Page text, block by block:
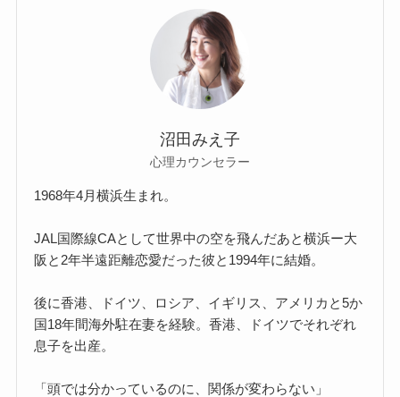
沼田みえ子
心理カウンセラー
1968年4月横浜生まれ。
JAL国際線CAとして世界中の空を飛んだあと横浜ー大
阪と2年半遠距離恋愛だった彼と1994年に結婚。
後に香港、ドイツ、ロシア、イギリス、アメリカと5か
国18年間海外駐在妻を経験。香港、ドイツでそれぞれ
息子を出産。
「頭では分かっているのに、関係が変わらない」